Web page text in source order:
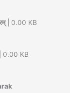
| 0.00 KB
| 0.00 KB